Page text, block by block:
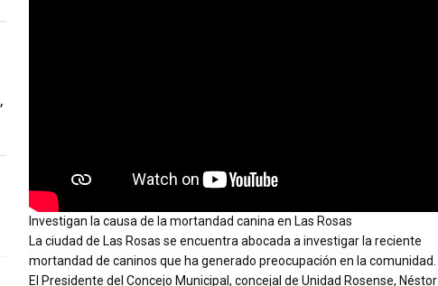
Investigan la causa de la mortandad canina en Las Rosas
La ciudad de Las Rosas se encuentra abocada a investigar la reciente
mortandad de caninos que ha generado preocupación en la comunidad.
El Presidente del Concejo Municipal, concejal de Unidad Rosense, Néstor
,